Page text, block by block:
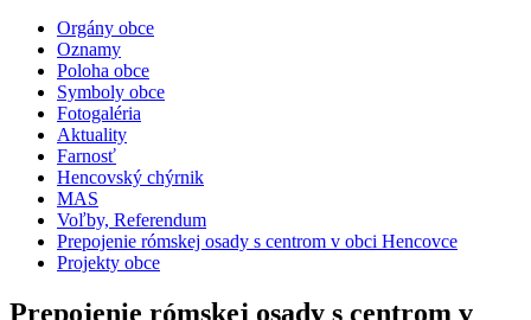
Orgány obce
Oznamy
Poloha obce
Symboly obce
Fotogaléria
Aktuality
Farnosť
Hencovský chýrnik
MAS
Voľby, Referendum
Prepojenie rómskej osady s centrom v obci Hencovce
Projekty obce
Prepojenie rómskej osady s centrom v